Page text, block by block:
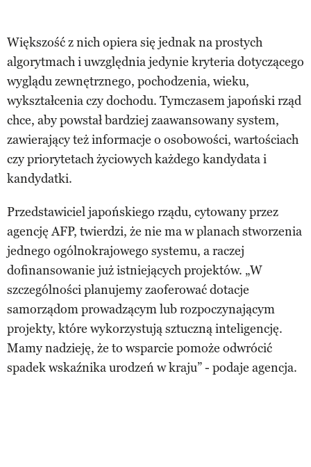
Większość z nich opiera się jednak na prostych
algorytmach i uwzględnia jedynie kryteria dotyczącego
wyglądu zewnętrznego, pochodzenia, wieku,
wykształcenia czy dochodu. Tymczasem japoński rząd
chce, aby powstał bardziej zaawansowany system,
zawierający też informacje o osobowości, wartościach
czy priorytetach życiowych każdego kandydata i
kandydatki.
Przedstawiciel japońskiego rządu, cytowany przez
agencję AFP, twierdzi, że nie ma w planach stworzenia
jednego ogólnokrajowego systemu, a raczej
dofinansowanie już istniejących projektów. „W
szczególności planujemy zaoferować dotacje
samorządom prowadzącym lub rozpoczynającym
projekty, które wykorzystują sztuczną inteligencję.
Mamy nadzieję, że to wsparcie pomoże odwrócić
spadek wskaźnika urodzeń w kraju” - podaje agencja.